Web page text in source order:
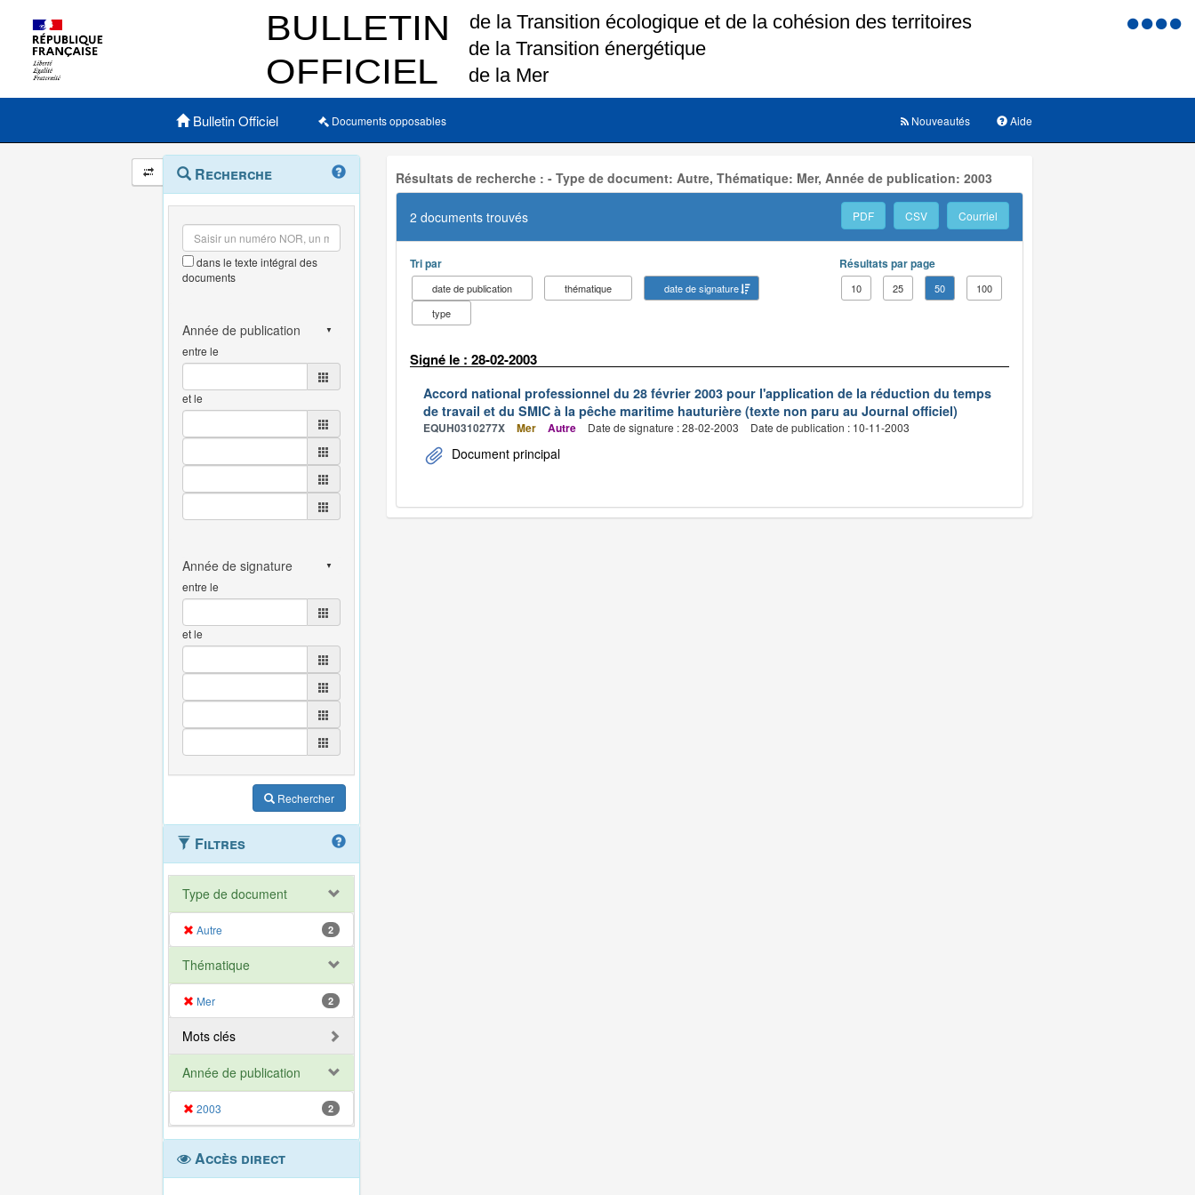
Menu
Menu principal
Bulletin Officiel Documents opposables Aide
Nouveautés
Navigation
et
outils
annexes
Menu
contextuel
Recherche
dans le texte intégral des
documents
entre le
et le
entre le
et le
Rechercher
Filtres
Type de document
Autre 2
Thématique
Mer 2
Mots clés
Année de publication
2003 2
Accès direct
Résultats de recherche : - Type de document: Autre, Thématique: Mer, Année de publication: 2003
2 documents trouvés PDF CSV Courriel
Tri par
date de publication thématique
date de signature
type
Résultats par page
10 25 50 100
Signé le : 28-02-2003
Accord national professionnel du 28 février 2003 pour l'application de la réduction du temps
de travail et du SMIC à la pêche maritime hauturière (texte non paru au Journal officiel)
EQUH0310277X Mer Autre Date de signature : 28-02-2003 Date de publication : 10-11-2003
Document principal